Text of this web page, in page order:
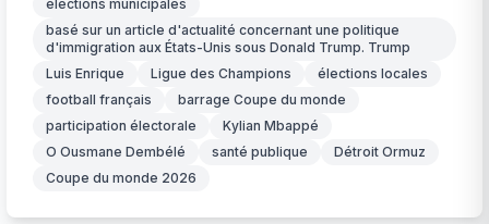
élections municipales
basé sur un article d'actualité concernant une politique
d'immigration aux États-Unis sous Donald Trump. Trump
Luis Enrique
Ligue des Champions
élections locales
football français
barrage Coupe du monde
participation électorale
Kylian Mbappé
O Ousmane Dembélé
santé publique
Détroit Ormuz
Coupe du monde 2026